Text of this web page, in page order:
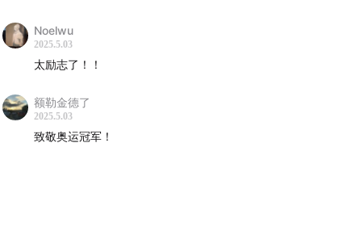
「嘉宾」
王家超，1991年9月出生于云南，5岁时因电击失去左臂，10岁
泳生涯里，共收获金牌70枚，银牌36枚，铜牌14枚；2015年
项运动；2019年全国⾃强模范；2015年转项铁⼈三项；获3次
Noelwu
2025.5.03
太励志了！！
额勒金德了
2025.5.03
致敬奥运冠军！